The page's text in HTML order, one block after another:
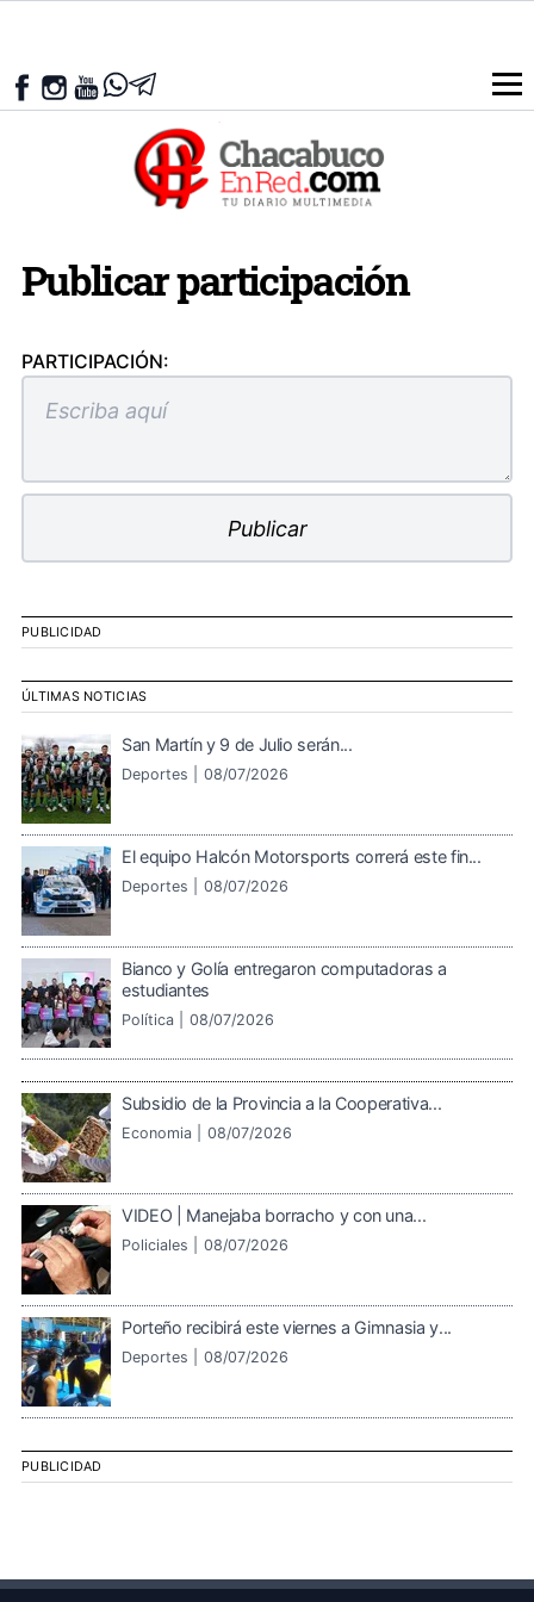
Publicar participación
PARTICIPACIÓN:
PUBLICIDAD
ÚLTIMAS NOTICIAS
San Martín y 9 de Julio serán...
Deportes | 08/07/2026
El equipo Halcón Motorsports correrá este fin...
Deportes | 08/07/2026
Bianco y Golía entregaron computadoras a
estudiantes
Política | 08/07/2026
Subsidio de la Provincia a la Cooperativa...
Economia | 08/07/2026
VIDEO | Manejaba borracho y con una...
Policiales | 08/07/2026
Porteño recibirá este viernes a Gimnasia y...
Deportes | 08/07/2026
PUBLICIDAD